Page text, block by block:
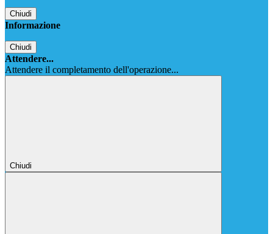
Chiudi
Informazione
Chiudi
Attendere...
Attendere il completamento dell'operazione...
Chiudi